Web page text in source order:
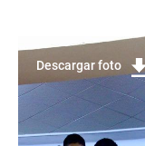
Descargar foto